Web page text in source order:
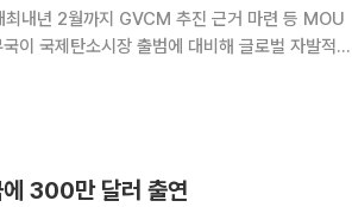
내년 2월까지 GVCM 추진 근거 마련 등 MOU
지난달 28~29일
에 300만 달러 출연